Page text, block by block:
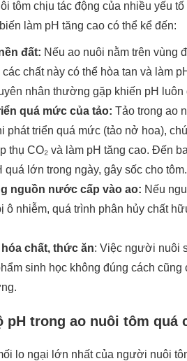
tôm chịu tác động của nhiều yếu
làm pH tăng cao có thể kể đến:
đất: Nếu ao nuôi nằm trên vùng
chất này có thể hòa tan và làm
nhân thường gặp khiến pH luôn
quá mức của tảo: Tảo trong ao
phát triển quá mức (tảo nở hoa),
thụ CO₂ và làm pH tăng cao. Đến
quá lớn trong ngày, gây sốc cho tôm.
nguồn nước cấp vào ao: Nếu
ô nhiễm, quá trình phân hủy chất
chất, thức ăn: Việc người nuôi
sinh học không đúng cách
pH trong ao nuôi tôm quá
lo ngại lớn nhất của người nuôi